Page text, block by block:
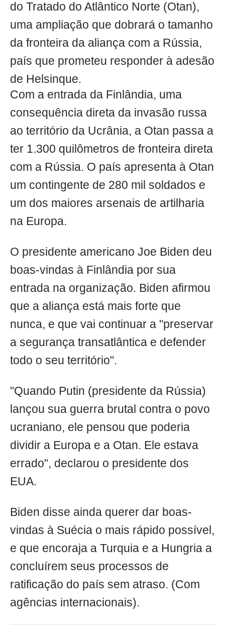
do Tratado do Atlântico Norte (Otan),
uma ampliação que dobrará o tamanho
da fronteira da aliança com a Rússia,
país que prometeu responder à adesão
de Helsinque.
Com a entrada da Finlândia, uma
consequência direta da invasão russa
ao território da Ucrânia, a Otan passa a
ter 1.300 quilômetros de fronteira direta
com a Rússia. O país apresenta à Otan
um contingente de 280 mil soldados e
um dos maiores arsenais de artilharia
na Europa.
O presidente americano Joe Biden deu
boas-vindas à Finlândia por sua
entrada na organização. Biden afirmou
que a aliança está mais forte que
nunca, e que vai continuar a "preservar
a segurança transatlântica e defender
todo o seu território".
"Quando Putin (presidente da Rússia)
lançou sua guerra brutal contra o povo
ucraniano, ele pensou que poderia
dividir a Europa e a Otan. Ele estava
errado", declarou o presidente dos
EUA.
Biden disse ainda querer dar boas-
vindas à Suécia o mais rápido possível,
e que encoraja a Turquia e a Hungria a
concluírem seus processos de
ratificação do país sem atraso. (Com
agências internacionais).